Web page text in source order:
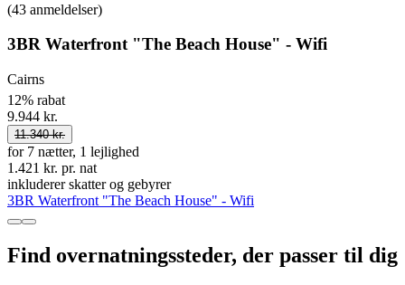
(43 anmeldelser)
3BR Waterfront "The Beach House" - Wifi
Cairns
12% rabat
9.944 kr.
11.340 kr.
for 7 nætter, 1 lejlighed
1.421 kr. pr. nat
inkluderer skatter og gebyrer
3BR Waterfront "The Beach House" - Wifi
Find overnatningssteder, der passer til dig